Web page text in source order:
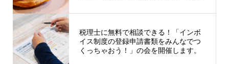
税理士に無料で相談できる！「インボ
イス制度の登録申請書類をみんなでつ
くっちゃおう！」の会を開催します。